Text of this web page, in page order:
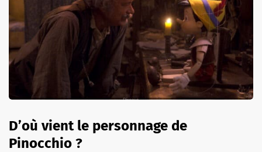
D’où vient le personnage de
Pinocchio ?